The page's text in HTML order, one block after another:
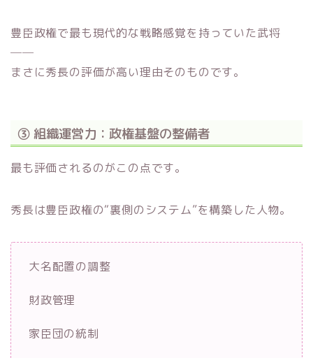
豊臣政権で最も現代的な戦略感覚を持っていた武将
──
まさに秀長の評価が高い理由そのものです。
③ 組織運営力：政権基盤の整備者
最も評価されるのがこの点です。
秀長は豊臣政権の“裏側のシステム”を構築した人物。
大名配置の調整
財政管理
家臣団の統制